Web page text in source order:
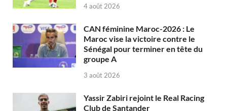
4 août 2026
CAN féminine Maroc-2026 : Le
Maroc vise la victoire contre le
Sénégal pour terminer en tête du
groupe A
3 août 2026
Yassir Zabiri rejoint le Real Racing
Club de Santander